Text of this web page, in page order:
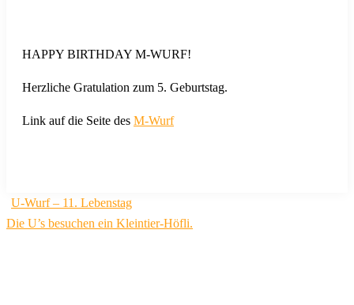
HAPPY BIRTHDAY M-WURF!
Herzliche Gratulation zum 5. Geburtstag.
Link auf die Seite des M-Wurf
Beitragsnavigation
U-Wurf – 11. Lebenstag
Die U’s besuchen ein Kleintier-Höfli.